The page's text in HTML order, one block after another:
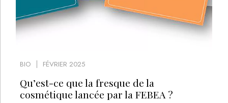
BIO FÉVRIER 2025
Qu’est-ce que la fresque de la
cosmétique lancée par la FEBEA ?